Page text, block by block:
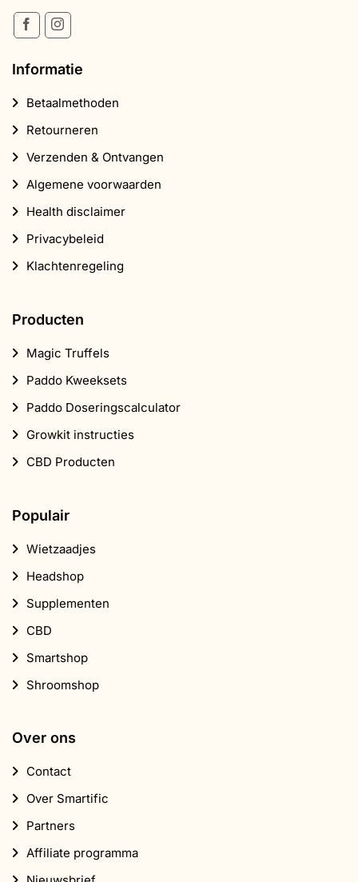
Informatie
Betaalmethoden
Retourneren
Verzenden & Ontvangen
Algemene voorwaarden
Health disclaimer
Privacybeleid
Klachtenregeling
Producten
Magic Truffels
Paddo Kweeksets
Paddo Doseringscalculator
Growkit instructies
CBD Producten
Populair
Wietzaadjes
Headshop
Supplementen
CBD
Smartshop
Shroomshop
Over ons
Contact
Over Smartific
Partners
Affiliate programma